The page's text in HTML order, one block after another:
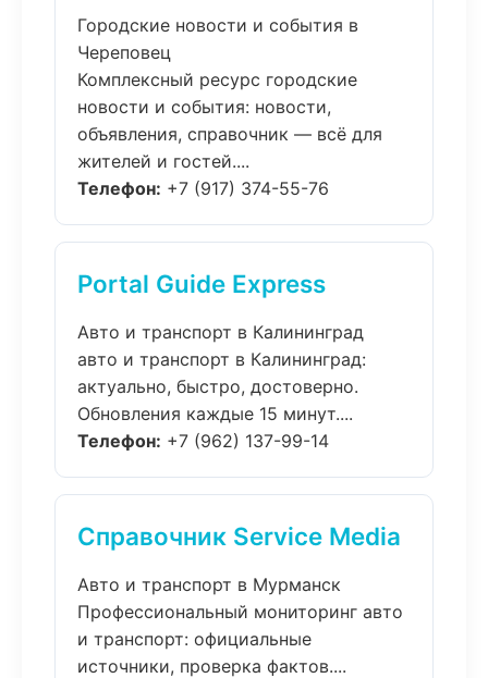
Городские новости и события в
Череповец
Комплексный ресурс городские
новости и события: новости,
объявления, справочник — всё для
жителей и гостей....
Телефон: +7 (917) 374-55-76
Portal Guide Express
Авто и транспорт в Калининград
авто и транспорт в Калининград:
актуально, быстро, достоверно.
Обновления каждые 15 минут....
Телефон: +7 (962) 137-99-14
Справочник Service Media
Авто и транспорт в Мурманск
Профессиональный мониторинг авто
и транспорт: официальные
источники, проверка фактов....